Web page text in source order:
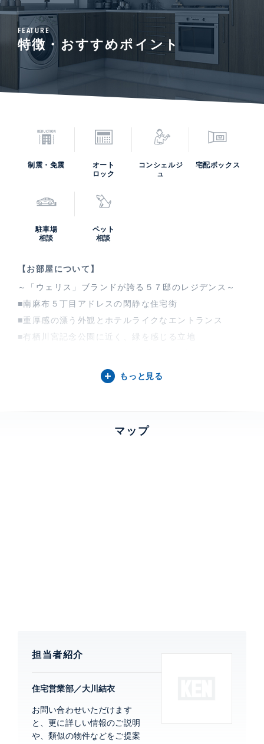
FEATURE
特徴・おすすめポイント
制震・免震
オート
ロック
コンシェルジ
ュ
宅配ボックス
駐車場
相談
ペット
相談
【お部屋について】
～「ウェリス」ブランドが誇る５７邸のレジデンス～
■南麻布５丁目アドレスの閑静な住宅街
■重厚感の漂う外観とホテルライクなエントランス
■有栖川宮記念公園に近く、緑を感じる立地
■免震構造を採用し建物の安全性に配慮した設計
■24時間有人管理で継続的な見守り体制を整備
・賃料：45万/月 表面利回り：約1.89%
ー、 宅配ボックス、 ペット設備、 フ
モニター付きインターホン、 防犯カ
メラ、 24時間有人管理
もっと見る
マップ
担当者紹介
住宅営業部／大川結衣
お問い合わせいただけます
と、更に詳しい情報のご説明
や、類似の物件などをご提案